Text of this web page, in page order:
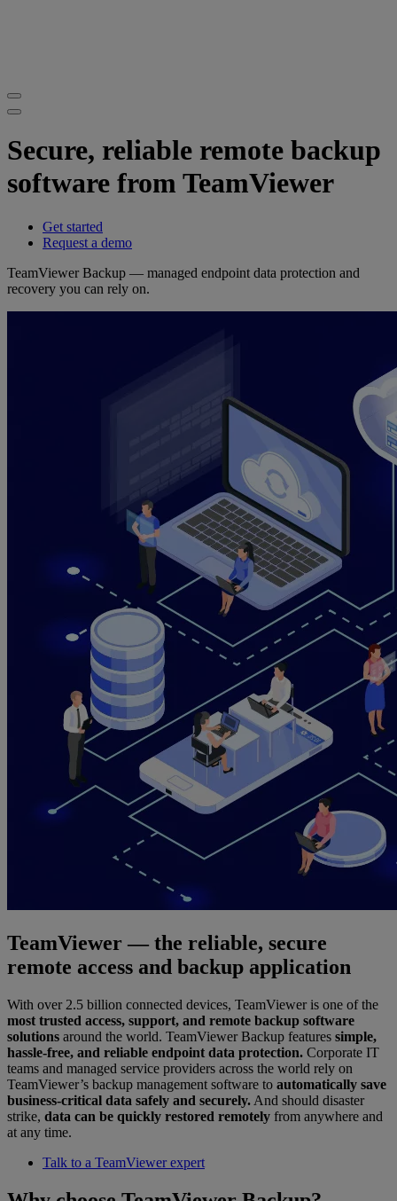
Secure, reliable remote backup
software from TeamViewer
Get started
Request a demo
TeamViewer Backup — managed endpoint data protection and
recovery you can rely on.
TeamViewer — the reliable, secure
remote access and backup application
With over 2.5 billion connected devices, TeamViewer is one of the
most trusted access, support, and remote backup software
solutions around the world. TeamViewer Backup features simple,
hassle-free, and reliable endpoint data protection. Corporate IT
teams and managed service providers across the world rely on
TeamViewer’s backup management software to automatically save
business-critical data safely and securely. And should disaster
strike, data can be quickly restored remotely from anywhere and
at any time.
Talk to a TeamViewer expert